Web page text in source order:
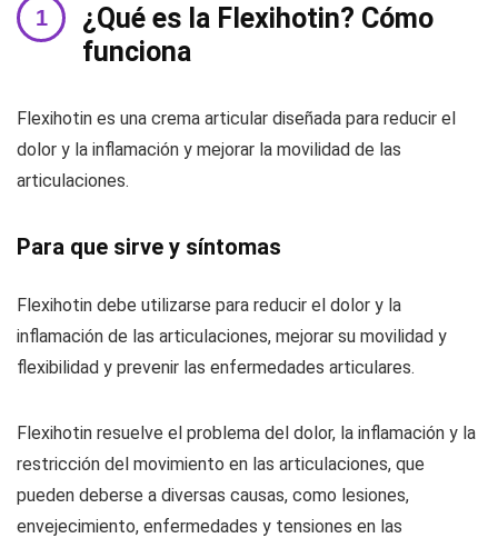
¿Qué es la Flexihotin? Cómo
funciona
Flexihotin es una crema articular diseñada para reducir el
dolor y la inflamación y mejorar la movilidad de las
articulaciones.
Para que sirve y síntomas
Flexihotin debe utilizarse para reducir el dolor y la
inflamación de las articulaciones, mejorar su movilidad y
flexibilidad y prevenir las enfermedades articulares.
Flexihotin resuelve el problema del dolor, la inflamación y la
restricción del movimiento en las articulaciones, que
pueden deberse a diversas causas, como lesiones,
envejecimiento, enfermedades y tensiones en las